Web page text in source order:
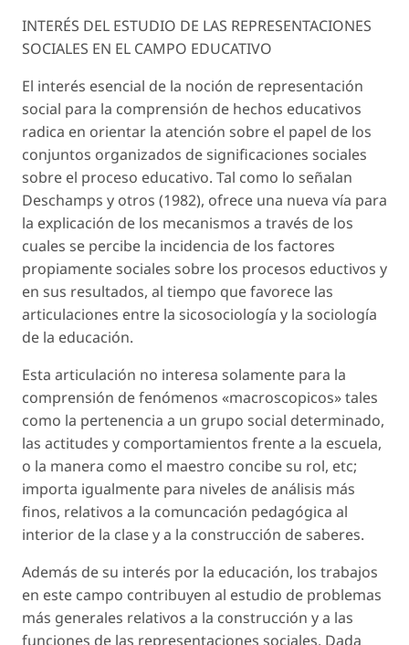
INTERÉS DEL ESTUDIO DE LAS REPRESENTACIONES
SOCIALES EN EL CAMPO EDUCATIVO
El interés esencial de la noción de representación
social para la comprensión de hechos educativos
radica en orientar la atención sobre el papel de los
conjuntos organizados de significaciones sociales
sobre el proceso educativo. Tal como lo señalan
Deschamps y otros (1982), ofrece una nueva vía para
la explicación de los mecanismos a través de los
cuales se percibe la incidencia de los factores
propiamente sociales sobre los procesos eductivos y
en sus resultados, al tiempo que favorece las
articulaciones entre la sicosociología y la sociología
de la educación.
Esta articulación no interesa solamente para la
comprensión de fenómenos «macroscopicos» tales
como la pertenencia a un grupo social determinado,
las actitudes y comportamientos frente a la escuela,
o la manera como el maestro concibe su rol, etc;
importa igualmente para niveles de análisis más
finos, relativos a la comuncación pedagógica al
interior de la clase y a la construcción de saberes.
Además de su interés por la educación, los trabajos
en este campo contribuyen al estudio de problemas
más generales relativos a la construcción y a las
funciones de las representaciones sociales. Dada